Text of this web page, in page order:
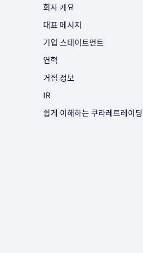
회사 개요
대표 메시지
기업 스테이트먼트
연혁
거점 정보
IR
쉽게 이해하는 쿠라레트레이딩